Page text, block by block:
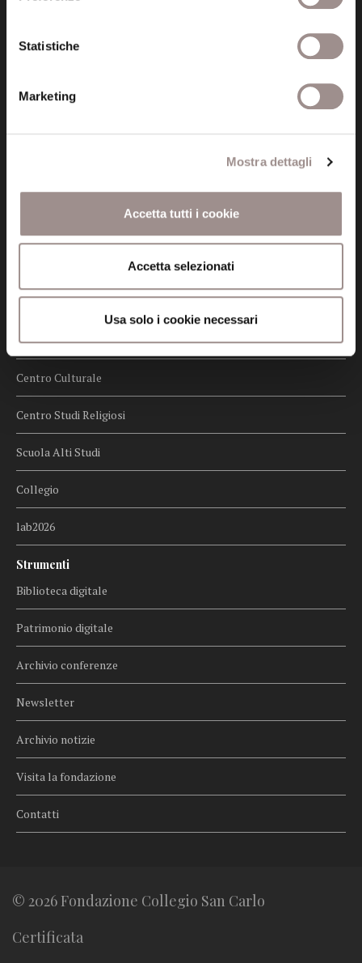
Statistiche
Marketing
Mostra dettagli
Accetta tutti i cookie
Accetta selezionati
Usa solo i cookie necessari
Amministrazione trasparente
Certificazioni
Whistleblowing
Fondazione
Biblioteca
Centro Culturale
Centro Studi Religiosi
Scuola Alti Studi
Collegio
lab2026
Strumenti
Biblioteca digitale
Patrimonio digitale
Archivio conferenze
Newsletter
Archivio notizie
Visita la fondazione
Contatti
© 2026 Fondazione Collegio San Carlo
Certificata